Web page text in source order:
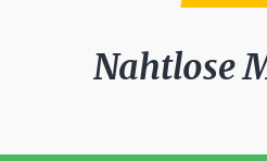
Nahtlose